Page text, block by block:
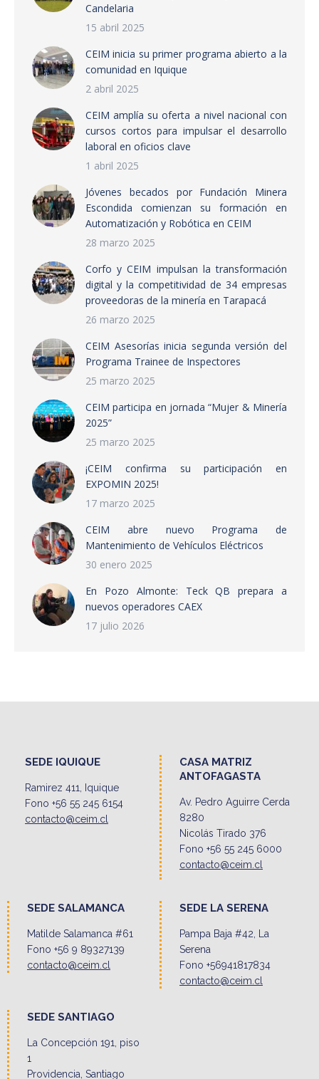
Candelaria
15 abril 2025
CEIM inicia su primer programa abierto a la
comunidad en Iquique
2 abril 2025
CEIM amplía su oferta a nivel nacional con
cursos cortos para impulsar el desarrollo
laboral en oficios clave
1 abril 2025
Jóvenes becados por Fundación Minera
Escondida comienzan su formación en
Automatización y Robótica en CEIM
28 marzo 2025
Corfo y CEIM impulsan la transformación
digital y la competitividad de 34 empresas
proveedoras de la minería en Tarapacá
26 marzo 2025
CEIM Asesorías inicia segunda versión del
Programa Trainee de Inspectores
25 marzo 2025
CEIM participa en jornada “Mujer & Minería
2025”
25 marzo 2025
¡CEIM confirma su participación en
EXPOMIN 2025!
17 marzo 2025
CEIM abre nuevo Programa de
Mantenimiento de Vehículos Eléctricos
30 enero 2025
En Pozo Almonte: Teck QB prepara a
nuevos operadores CAEX
17 julio 2026
SEDE IQUIQUE
Ramirez 411, Iquique
Fono +56 55 245 6154
contacto@ceim.cl
CASA MATRIZ
ANTOFAGASTA
Av. Pedro Aguirre Cerda
8280
Nicolás Tirado 376
Fono +56 55 245 6000
contacto@ceim.cl
SEDE SALAMANCA
Matilde Salamanca #61
Fono +56 9 89327139
contacto@ceim.cl
SEDE LA SERENA
Pampa Baja #42, La
Serena
Fono +56941817834
contacto@ceim.cl
SEDE SANTIAGO
La Concepción 191, piso
1
Providencia, Santiago